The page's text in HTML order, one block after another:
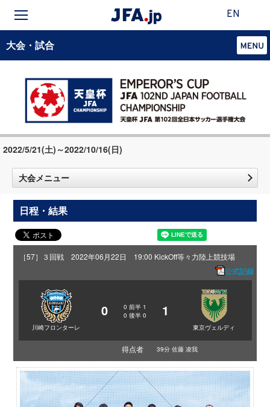
EN
大会・試合
2022/5/21(土)～2022/10/16(日)
大会メニュー
日程・結果
［57］３回戦 2022年06月22日 19:00 KickOff等々力陸上競技場
公式記録
川崎フロンターレ
0 0 前半 1
0 後半 0 1
東京ヴェルディ
得点者 39分 佐藤 凌我